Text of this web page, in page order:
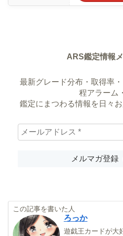
ARS鑑定情報
最新グレード分布・取得率
程アラーム
鑑定にまつわる情報を日々
この記事を書いた人
ろっか
遊戯王カードが大